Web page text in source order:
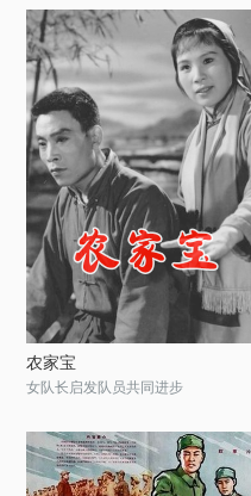
农家宝
女队长启发队员共同进步